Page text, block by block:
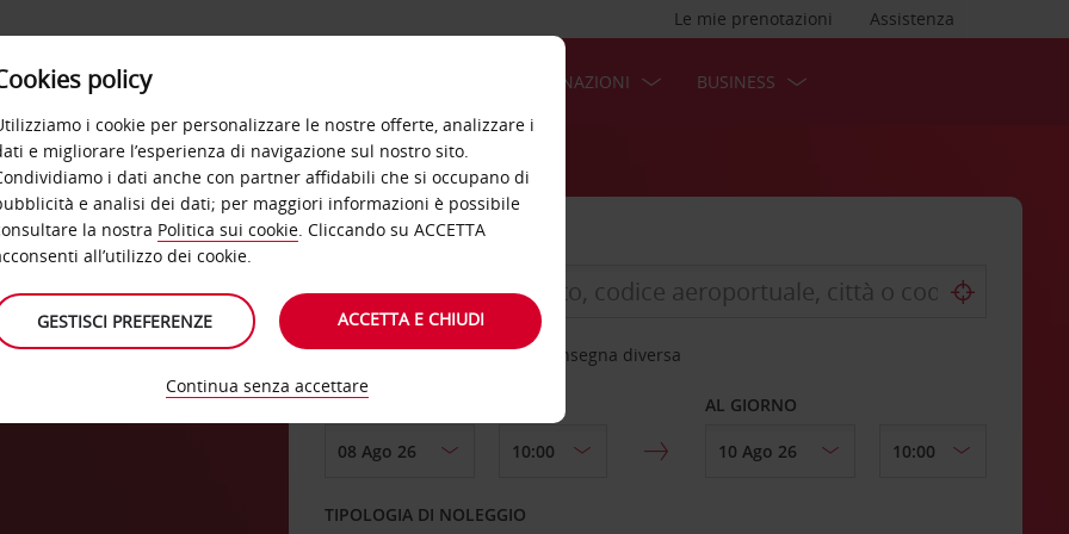
Assistenza
Le mie prenotazioni
OFFERTE DESTINAZIONI BUSINESS
Scegli una località di riconsegna diversa
DAL GIORNO AL GIORNO
TIPOLOGIA DI NOLEGGIO
policy
i cookie per personalizzare le nostre offerte, analizzare i
e migliorare l’esperienza di navigazione sul nostro sito.
i dati anche con partner affidabili che si occupano di
e analisi dei dati; per maggiori informazioni è possibile
la nostra Politica sui cookie. Cliccando su ACCETTA
all’utilizzo dei cookie.
GESTISCI PREFERENZE ACCETTA E CHIUDI
Continua senza accettare